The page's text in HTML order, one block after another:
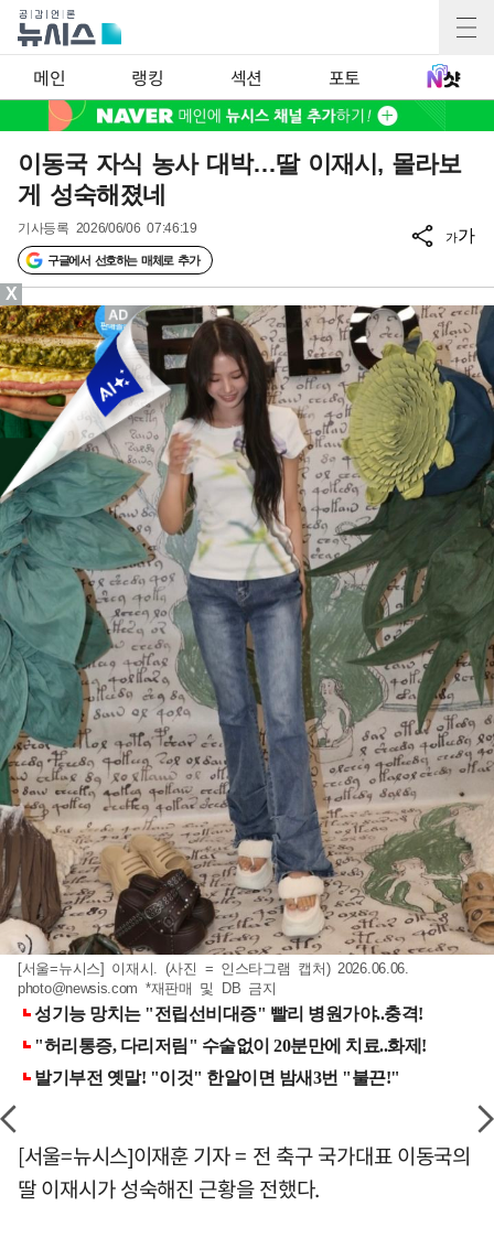
메인 랭킹 섹션 포토
이동국 자식 농사 대박…딸 이재시, 몰라보
게 성숙해졌네
기사등록 2026/06/06 07:46:19
구글에서 선호하는 매체로 추가
가가
[서울=뉴시스] 이재시. (사진 = 인스타그램 캡처) 2026.06.06.
photo@newsis.com *재판매 및 DB 금지
[서울=뉴시스]이재훈 기자 = 전 축구 국가대표 이동국의
딸 이재시가 성숙해진 근황을 전했다.
X